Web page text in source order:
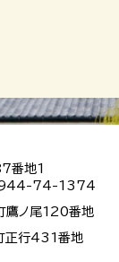
番地1
74-1374
ノ尾120番地
正行431番地